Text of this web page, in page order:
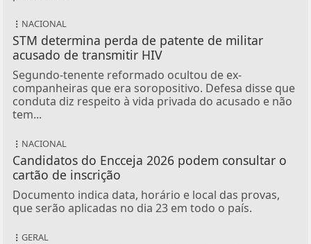
NACIONAL
STM determina perda de patente de militar
acusado de transmitir HIV
Segundo-tenente reformado ocultou de ex-
companheiras que era soropositivo. Defesa disse que
conduta diz respeito à vida privada do acusado e não
tem...
NACIONAL
Candidatos do Encceja 2026 podem consultar o
cartão de inscrição
Documento indica data, horário e local das provas,
que serão aplicadas no dia 23 em todo o país.
GERAL